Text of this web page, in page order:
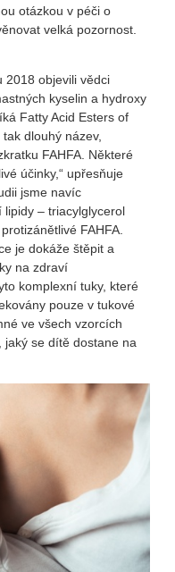
otázkou v péči o
velká pozornost.
2018 objevili vědci
kyselin a hydroxy
Fatty Acid Esters of
dlouhý název,
FAHFA. Některé
účinky,“ upřesňuje
jsme navíc
– triacylglycerol
FAHFA.
je dokáže štěpit a
na zdraví
komplexní tuky, které
pouze v tukové
ve všech vzorcích
jaký se dítě dostane na